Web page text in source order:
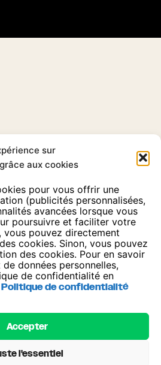
sur
aux cookies
pour vous offrir une
(publicités personnalisées,
avancées lorsque vous
poursuivre et faciliter votre
vous pouvez directement
cookies. Sinon, vous pouvez
des cookies. Pour en savoir
données personnelles,
de confidentialité en
Politique de confidentialité
Accepter
l'essentiel